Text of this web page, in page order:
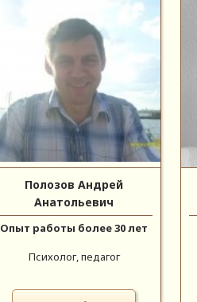
Полозов Андрей
Анатольевич
Опыт работы более 30 лет
Психолог, педагог